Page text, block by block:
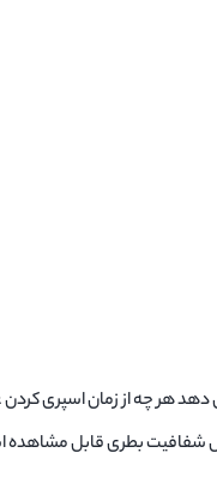
هر چه از زمان اسپری
شفافیت بطری قابل